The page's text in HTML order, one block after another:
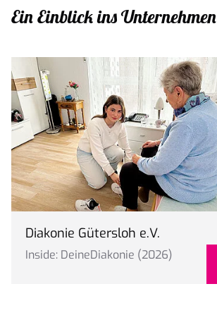
Ein Einblick ins Unternehmen
Diakonie Gütersloh e.V.
Inside: DeineDiakonie (2026)